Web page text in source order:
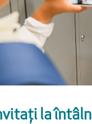
la